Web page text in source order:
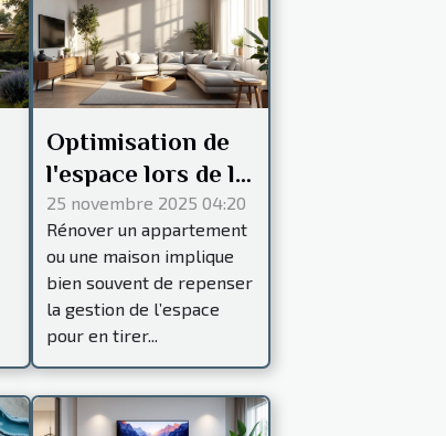
Optimisation de
l'espace lors de la
rénovation :
conseils
pratiques
25 novembre 2025 04:20
Rénover un appartement
ou une maison implique
bien souvent de repenser
la gestion de l’espace
pour en tirer...